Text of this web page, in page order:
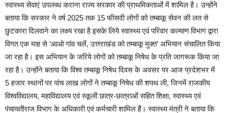
स्वास्थ्य सेवाएं उपलब्ध कराना राज्य सरकार की प्राथमिकताओं में शामिल है। उन्होंने
बताया कि सरकार ने वर्ष 2025 तक 15 फीसदी लोगों को तम्बाकू सेवन की लत से
छुटकारा दिलवाने का लक्ष्य रखा है इसके लिये स्वास्थ्य एवं परिवार कल्याण विभाग द्वारा
विगत एक माह से ‘आओ गांव चलें, उत्तराखंड को तम्बाकू मुक्त’ अभियान संचालित किया
जा रहा है। इस अभियान के जरिये लोगों को तम्बाकू निषेध के प्रति जागरूक किया जा
रहा है। उन्होंने बताया कि विश्व तम्बाकू निषेध दिवस के अवसर पर आज प्रदेशभर में
5 हजार स्थानों पर पांच लाख लोगों ने तम्बाकू निषेध की शपथ ली, जिनमें राजकीय
विश्वविद्यालय, महाविद्यालय एवं स्कूली छात्र-छात्राओं सहित शिक्षा, स्वास्थ्य एवं
पंचायतीराज विभाग के अधिकारी एवं कर्मचारी शामिल हैं। स्वास्थ्य मंत्री ने बताया कि